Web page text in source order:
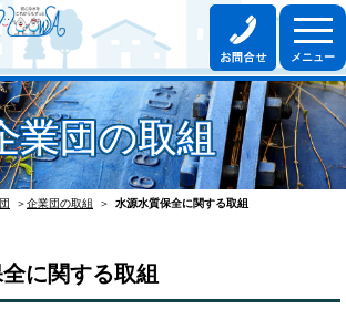
業団の取組
＞企業団の取組 ＞ 水源水質保全に関する取組
に関する取組